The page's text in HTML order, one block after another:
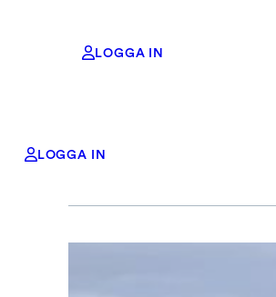
till
LOGGA IN
LOGGA IN